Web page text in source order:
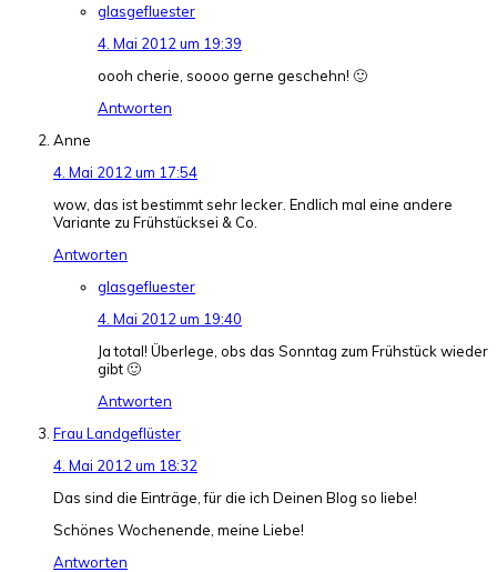
glasgefluester
4. Mai 2012 um 19:39
oooh cherie, soooo gerne geschehn! 🙂
Antworten
Anne
4. Mai 2012 um 17:54
wow, das ist bestimmt sehr lecker. Endlich mal eine andere
Variante zu Frühstücksei & Co.
Antworten
glasgefluester
4. Mai 2012 um 19:40
Ja total! Überlege, obs das Sonntag zum Frühstück wieder
gibt 🙂
Antworten
Frau Landgeflüster
4. Mai 2012 um 18:32
Das sind die Einträge, für die ich Deinen Blog so liebe!
Schönes Wochenende, meine Liebe!
Antworten